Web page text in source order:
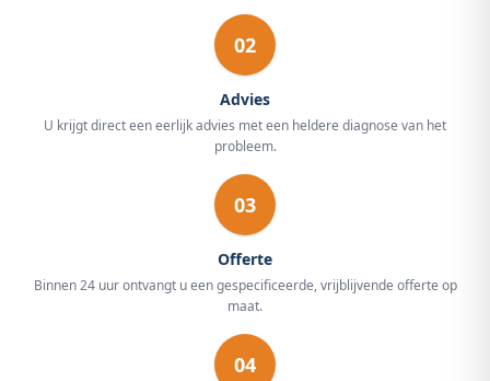
02
Advies
U krijgt direct een eerlijk advies met een heldere diagnose van het
probleem.
03
Offerte
Binnen 24 uur ontvangt u een gespecificeerde, vrijblijvende offerte op
maat.
04